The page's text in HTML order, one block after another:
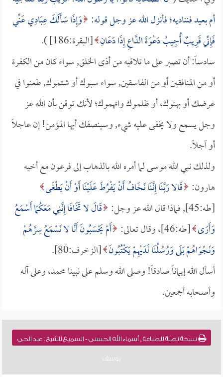
أم بعيد فنناديه؛ فأنزل الله عز وجل قوله: وَإِذَا سَأَلَكَ عِبَادِي عَنِّي
فَإِنِّي قَرِيبٌ أُجِيبُ دَعْوَةَ الدَّاعِ إِذَا دَعَانِ [البقرة:186] ).
سادساً: أن تصبر على ما تلاقيه من أذى الخلق, سواء كان من الكفرة
أو من المنافقين أو من الفاسقين, سواء سبوك أو شتموك, طعنوا في
عرضك أو بهتوك، أو ظلموك واتهموك؛ لأنك توقن بأن الله عز
وجل يسمع ولا يخفى عليه شيء, وسينصفك أيها المؤمن! إن عاجلاً
أو آجلاً.
ولذلك نبي الله موسى لما أمره الله بالذهاب إلى فرعون مع أخيه
هارون: قَالا رَبَّنَا إِنَّنَا نَخَافُ أَنْ يَفْرُطَ عَلَيْنَا أَوْ أَنْ يَطْغَى
[طه:45], فماذا قال الله عز وجل:
قَالَ لا تَخَافَا إِنَّنِي مَعَكُمَا أَسْمَعُ
وَأَرَى [طه:46]، وقال تعالى:
أَمْ يَحْسَبُونَ أَنَّا لا نَسْمَعُ سِرَّهُمْ
وَنَجْوَاهُمْ بَلَى وَرُسُلُنَا لَدَيْهِمْ يَكْتُبُونَ [الزخرف:80].
أسأل الله إيماناً صادقاً! وصلى الله وسلم على نبينا محمد، وعلى آله
وأصحابه أجمعين.
نسخة نصية للطباعة , أسماء الله الحسنى - السميع للشيخ : عبد الحي
يوسف